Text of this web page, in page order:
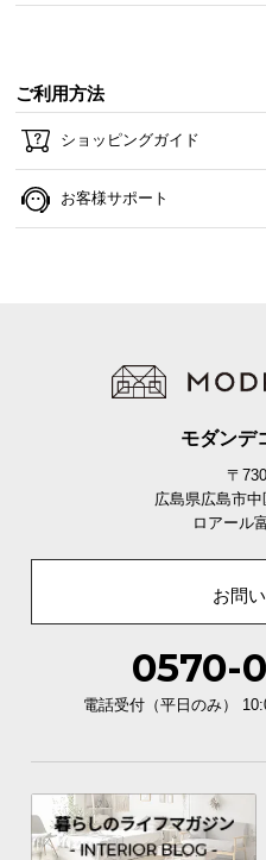
ご利用方法
ショッピングガイド
お客様サポート
モダンデ
〒
広島県広島市
ロアール
お問
0570-
電話受付（平日のみ）